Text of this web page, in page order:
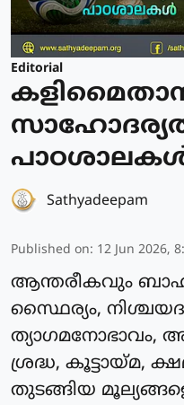
Editorial
Sathyadeepam
Published on: 12 Jun 2026,
ആന്തരീകവും
സ്ഥൈര്യം,
ശ്രദ്ധ, കൂട്ടായ്മ,
തുടങ്ങിയ